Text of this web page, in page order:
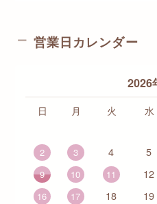
営業日カレンダー
2026
日 月 火 水
2 3 4 5
9 10 11 12
16
17 18 19